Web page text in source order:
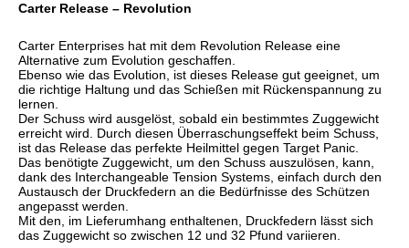
Carter Release – Revolution
Carter Enterprises hat mit dem Revolution Release eine
Alternative zum Evolution geschaffen.
Ebenso wie das Evolution, ist dieses Release gut geeignet, um
die richtige Haltung und das Schießen mit Rückenspannung zu
lernen.
Der Schuss wird ausgelöst, sobald ein bestimmtes Zuggewicht
erreicht wird. Durch diesen Überraschungseffekt beim Schuss,
ist das Release das perfekte Heilmittel gegen Target Panic.
Das benötigte Zuggewicht, um den Schuss auszulösen, kann,
dank des Interchangeable Tension Systems, einfach durch den
Austausch der Druckfedern an die Bedürfnisse des Schützen
angepasst werden.
Mit den, im Lieferumhang enthaltenen, Druckfedern lässt sich
das Zuggewicht so zwischen 12 und 32 Pfund variieren.